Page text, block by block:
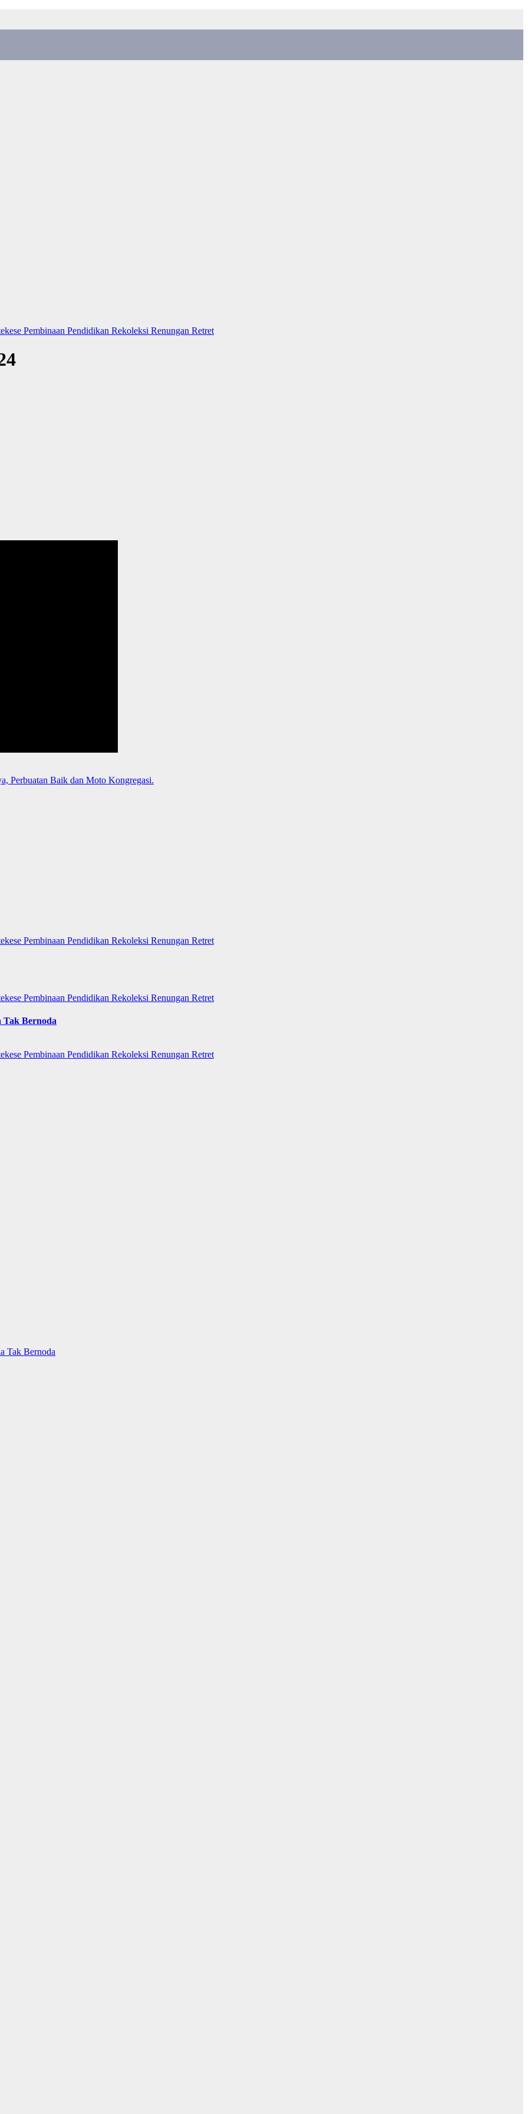
Pembinaan Pendidikan Rekoleksi Renungan Retret
Perbuatan Baik dan Moto Kongregasi.
Pembinaan Pendidikan Rekoleksi Renungan Retret
Pembinaan Pendidikan Rekoleksi Renungan Retret
Bernoda
Pembinaan Pendidikan Rekoleksi Renungan Retret
Tak Bernoda